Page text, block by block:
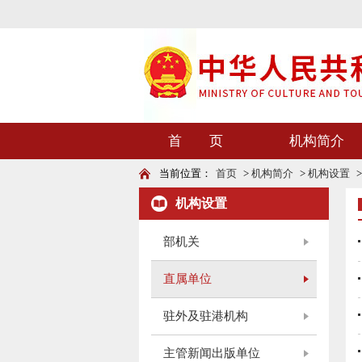
首 页 机构简介
当前位置： 首页 > 机构简介 > 机构设置
机构设置
部机关
直属单位
驻外及驻港机构
主管新闻出版单位